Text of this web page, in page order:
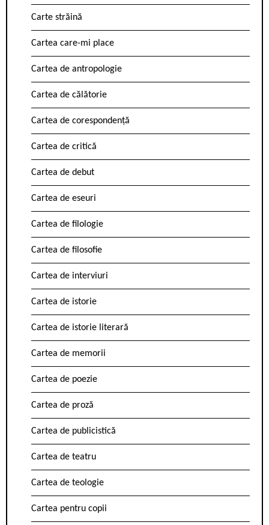
Carte străină
Cartea care-mi place
Cartea de antropologie
Cartea de călătorie
Cartea de corespondență
Cartea de critică
Cartea de debut
Cartea de eseuri
Cartea de filologie
Cartea de filosofie
Cartea de interviuri
Cartea de istorie
Cartea de istorie literară
Cartea de memorii
Cartea de poezie
Cartea de proză
Cartea de publicistică
Cartea de teatru
Cartea de teologie
Cartea pentru copii